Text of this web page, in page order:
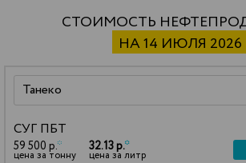
СТОИМОСТЬ
НА 14 ИЮЛЯ 2026
СУГ ПБТ
59 500 р.*
цена за тонну
32.13 р.*
цена за литр